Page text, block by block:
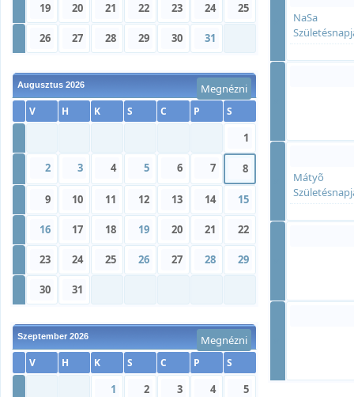
19 20 21 22 23 24 25
26 27 28 29 30 31
Megnézni
Augusztus 2026
V H K S C P S
1
2 3 4 5 6 7 8
9 10 11 12 13 14 15
16 17 18 19 20 21 22
23 24 25 26 27 28 29
30 31
Megnézni
Szeptember 2026
V H K S C P S
1 2 3 4 5
NaSa
Mátyõ